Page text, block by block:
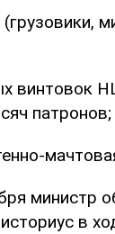
винтовок
патронов;
министр
в